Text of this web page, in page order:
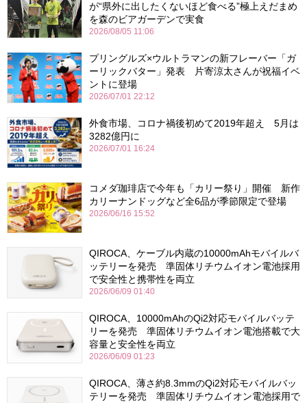
が“県外に出したくないほど食べる”極上えだまめ
を森のビアガーデンで実食
2026/08/05 11:06
プリングルズ×ウルトラマンの新フレーバー「ガ
ーリックバター」発表 片寄涼太さんが祝福イベ
ントに登場
2026/07/01 22:12
外食市場、コロナ禍後初めて2019年超え 5月は
3282億円に
2026/07/01 16:24
コメダ珈琲店で今年も「カリー祭り」開催 新作
カリーナンドッグなど全6品が季節限定で登場
2026/06/16 15:52
QIROCA、ケーブル内蔵の10000mAhモバイルバ
ッテリーを発売 準固体リチウムイオン電池採用
で安全性と携帯性を両立
2026/06/09 01:40
QIROCA、10000mAhのQi2対応モバイルバッテ
リーを発売 準固体リチウムイオン電池搭載で大
容量と安全性を両立
2026/06/09 01:23
QIROCA、薄さ約8.3mmのQi2対応モバイルバッ
テリーを発売 準固体リチウムイオン電池採用で